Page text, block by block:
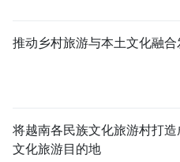
推动乡村旅游与本土文化融合
将越南各民族文化旅游村打
文化旅游目的地